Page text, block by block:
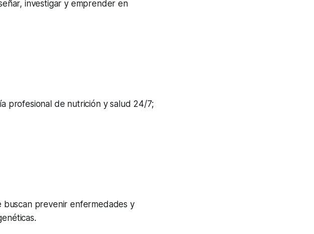
investigar y emprender en
profesional de nutrición y salud 24/7;
buscan prevenir enfermedades y